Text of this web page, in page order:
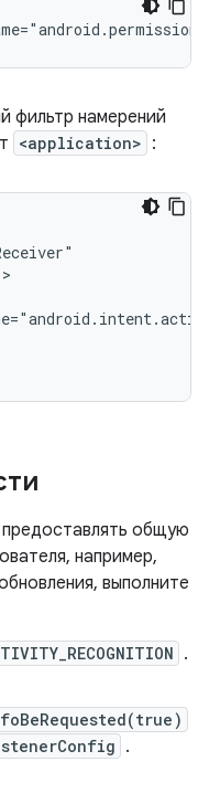
фильтр намерений
<application> :
общую
например,
выполните
.
.